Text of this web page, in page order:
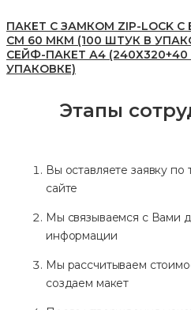
ПАКЕТ С ЗАМКОМ ZIP-LOCK
СМ 60 МКМ (100 ШТУК В
СЕЙФ-ПАКЕТ А4
УПАКОВКЕ)
Этапы
Вы оставляете заявку
сайте
Мы связываемся с Вами
информации
Мы рассчитываем
создаем макет